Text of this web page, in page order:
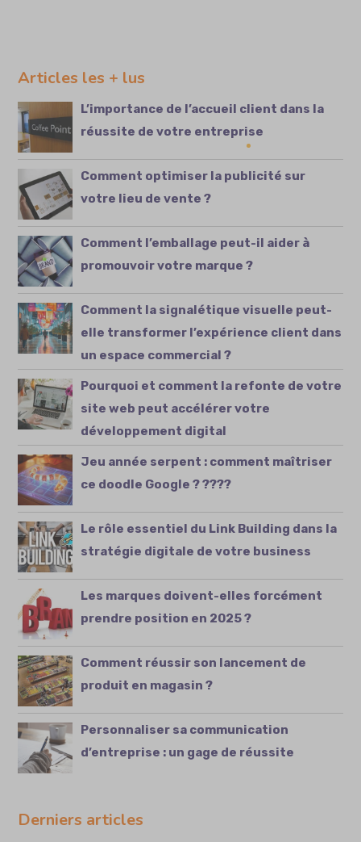
Articles les + lus
L’importance de l’accueil client dans la
réussite de votre entreprise
Comment optimiser la publicité sur
votre lieu de vente ?
Comment l’emballage peut-il aider à
promouvoir votre marque ?
Comment la signalétique visuelle peut-
elle transformer l’expérience client dans
un espace commercial ?
Pourquoi et comment la refonte de votre
site web peut accélérer votre
développement digital
Jeu année serpent : comment maîtriser
ce doodle Google ? ????
Le rôle essentiel du Link Building dans la
stratégie digitale de votre business
Les marques doivent-elles forcément
prendre position en 2025 ?
Comment réussir son lancement de
produit en magasin ?
Personnaliser sa communication
d’entreprise : un gage de réussite
Derniers articles